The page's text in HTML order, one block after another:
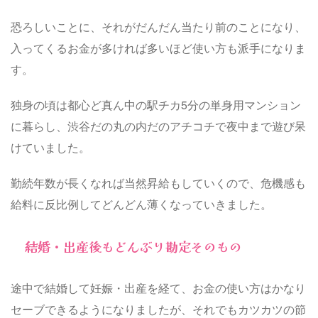
恐ろしいことに、それがだんだん当たり前のことになり、
入ってくるお金が多ければ多いほど使い方も派手になりま
す。
独身の頃は都心ど真ん中の駅チカ5分の単身用マンション
に暮らし、渋谷だの丸の内だのアチコチで夜中まで遊び呆
けていました。
勤続年数が長くなれば当然昇給もしていくので、危機感も
給料に反比例してどんどん薄くなっていきました。
結婚・出産後もどんぶり勘定そのもの
途中で結婚して妊娠・出産を経て、お金の使い方はかなり
セーブできるようになりましたが、 それでもカツカツの節